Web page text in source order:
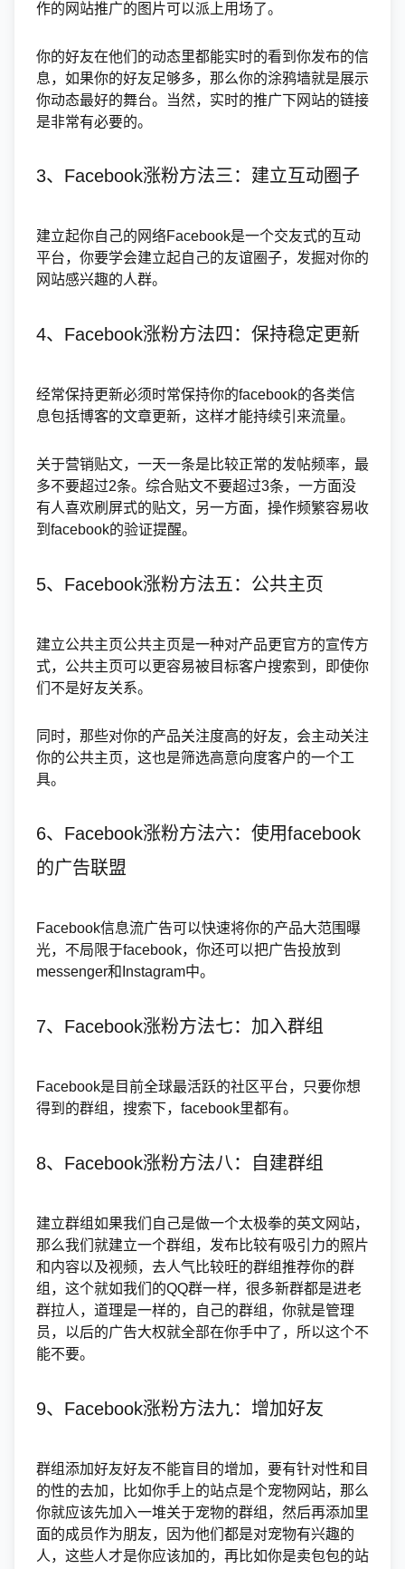
作的网站推广的图片可以派上用场了。
你的好友在他们的动态里都能实时的看到你发布的信
息，如果你的好友足够多，那么你的涂鸦墙就是展示
你动态最好的舞台。当然，实时的推广下网站的链接
是非常有必要的。
3、Facebook涨粉方法三：建立互动圈子
建立起你自己的网络Facebook是一个交友式的互动
平台，你要学会建立起自己的友谊圈子，发掘对你的
网站感兴趣的人群。
4、Facebook涨粉方法四：保持稳定更新
经常保持更新必须时常保持你的facebook的各类信
息包括博客的文章更新，这样才能持续引来流量。
关于营销贴文，一天一条是比较正常的发帖频率，最
多不要超过2条。综合贴文不要超过3条，一方面没
有人喜欢刷屏式的贴文，另一方面，操作频繁容易收
到facebook的验证提醒。
5、Facebook涨粉方法五：公共主页
建立公共主页公共主页是一种对产品更官方的宣传方
式，公共主页可以更容易被目标客户搜索到，即使你
们不是好友关系。
同时，那些对你的产品关注度高的好友，会主动关注
你的公共主页，这也是筛选高意向度客户的一个工
具。
6、Facebook涨粉方法六：使用facebook
的广告联盟
Facebook信息流广告可以快速将你的产品大范围曝
光，不局限于facebook，你还可以把广告投放到
messenger和Instagram中。
7、Facebook涨粉方法七：加入群组
Facebook是目前全球最活跃的社区平台，只要你想
得到的群组，搜索下，facebook里都有。
8、Facebook涨粉方法八：自建群组
建立群组如果我们自己是做一个太极拳的英文网站，
那么我们就建立一个群组，发布比较有吸引力的照片
和内容以及视频，去人气比较旺的群组推荐你的群
组，这个就如我们的QQ群一样，很多新群都是进老
群拉人，道理是一样的，自己的群组，你就是管理
员，以后的广告大权就全部在你手中了，所以这个不
能不要。
9、Facebook涨粉方法九：增加好友
群组添加好友好友不能盲目的增加，要有针对性和目
的性的去加，比如你手上的站点是个宠物网站，那么
你就应该先加入一堆关于宠物的群组，然后再添加里
面的成员作为朋友，因为他们都是对宠物有兴趣的
人，这些人才是你应该加的，再比如你是卖包包的站